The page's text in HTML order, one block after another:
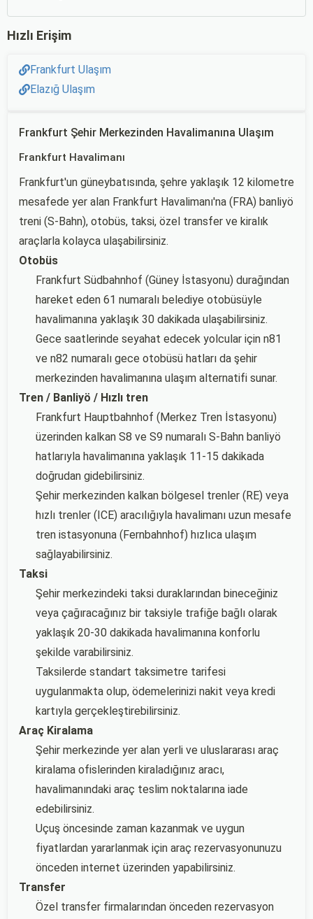
Hızlı Erişim
Frankfurt Ulaşım
Elazığ Ulaşım
Frankfurt Şehir Merkezinden Havalimanına Ulaşım
Frankfurt Havalimanı
Frankfurt'un güneybatısında, şehre yaklaşık 12 kilometre
mesafede yer alan Frankfurt Havalimanı'na (FRA) banliyö
treni (S-Bahn), otobüs, taksi, özel transfer ve kiralık
araçlarla kolayca ulaşabilirsiniz.
Otobüs
Frankfurt Südbahnhof (Güney İstasyonu) durağından
hareket eden 61 numaralı belediye otobüsüyle
havalimanına yaklaşık 30 dakikada ulaşabilirsiniz.
Gece saatlerinde seyahat edecek yolcular için n81
ve n82 numaralı gece otobüsü hatları da şehir
merkezinden havalimanına ulaşım alternatifi sunar.
Tren / Banliyö / Hızlı tren
Frankfurt Hauptbahnhof (Merkez Tren İstasyonu)
üzerinden kalkan S8 ve S9 numaralı S-Bahn banliyö
hatlarıyla havalimanına yaklaşık 11-15 dakikada
doğrudan gidebilirsiniz.
Şehir merkezinden kalkan bölgesel trenler (RE) veya
hızlı trenler (ICE) aracılığıyla havalimanı uzun mesafe
tren istasyonuna (Fernbahnhof) hızlıca ulaşım
sağlayabilirsiniz.
Taksi
Şehir merkezindeki taksi duraklarından bineceğiniz
veya çağıracağınız bir taksiyle trafiğe bağlı olarak
yaklaşık 20-30 dakikada havalimanına konforlu
şekilde varabilirsiniz.
Taksilerde standart taksimetre tarifesi
uygulanmakta olup, ödemelerinizi nakit veya kredi
kartıyla gerçekleştirebilirsiniz.
Araç Kiralama
Şehir merkezinde yer alan yerli ve uluslararası araç
kiralama ofislerinden kiraladığınız aracı,
havalimanındaki araç teslim noktalarına iade
edebilirsiniz.
Uçuş öncesinde zaman kazanmak ve uygun
fiyatlardan yararlanmak için araç rezervasyonunuzu
önceden internet üzerinden yapabilirsiniz.
Transfer
Özel transfer firmalarından önceden rezervasyon